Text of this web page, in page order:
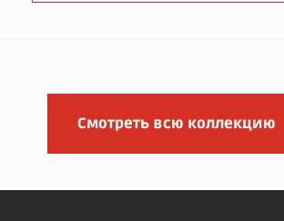
Смотреть всю коллекцию